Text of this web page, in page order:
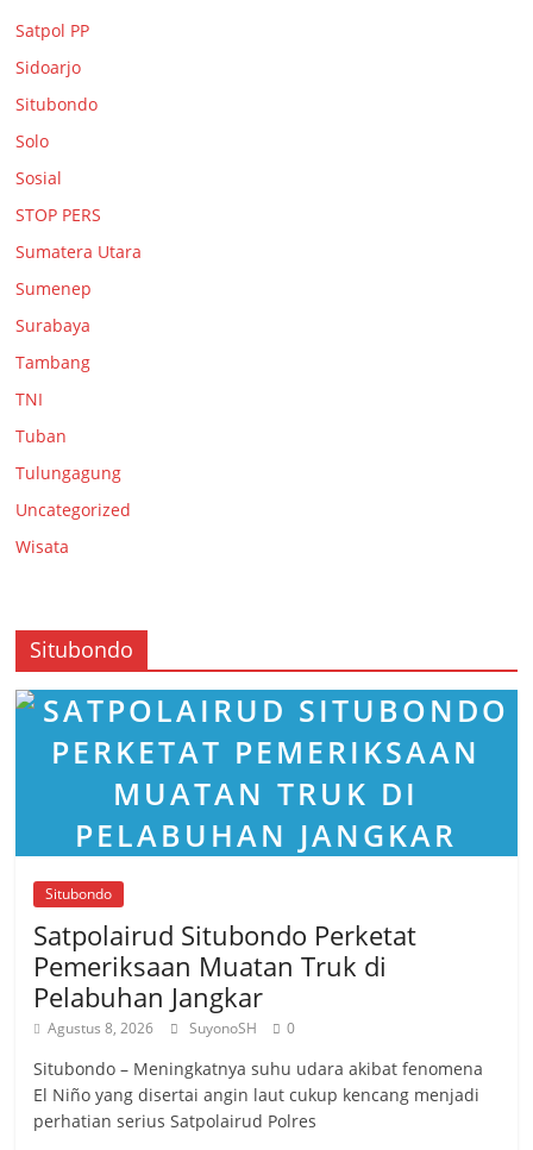
Satpol PP
Sidoarjo
Situbondo
Solo
Sosial
STOP PERS
Sumatera Utara
Sumenep
Surabaya
Tambang
TNI
Tuban
Tulungagung
Uncategorized
Wisata
Situbondo
Situbondo
Satpolairud Situbondo Perketat
Pemeriksaan Muatan Truk di
Pelabuhan Jangkar
Agustus 8, 2026 SuyonoSH 0
Situbondo – Meningkatnya suhu udara akibat fenomena
El Niño yang disertai angin laut cukup kencang menjadi
perhatian serius Satpolairud Polres